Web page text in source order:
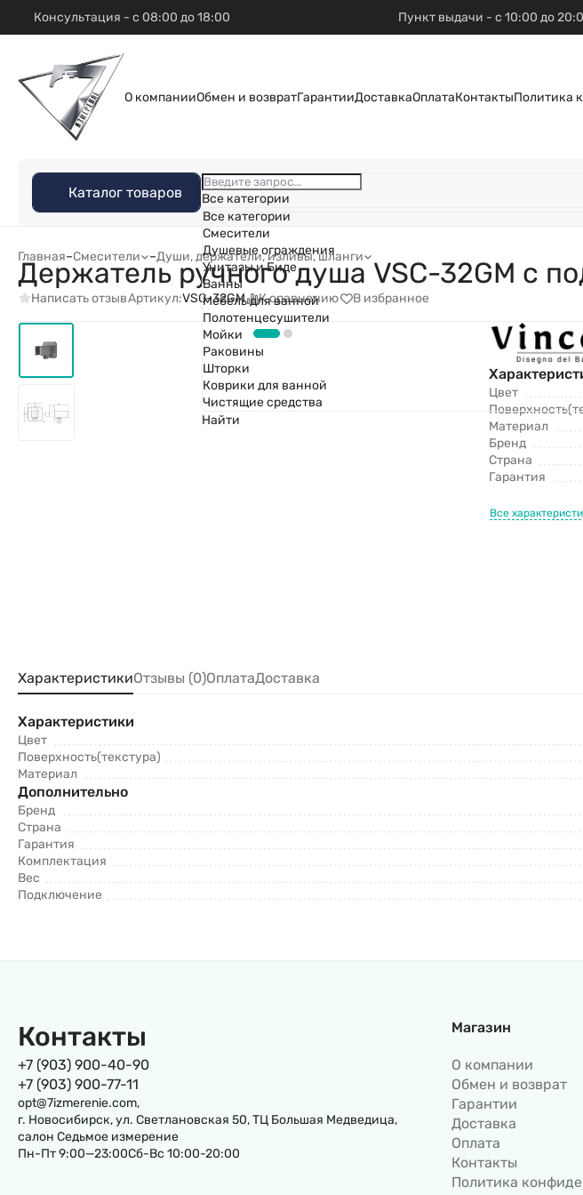
Консультация - с 08:00 до 18:00 Пункт выдачи - с 10:00 до
О компанииОбмен и возвратГарантииДоставкаОплатаКонтактыПолитика
Каталог товаров
Все категории
Все категории
Смесители
Душевые ограждения
Унитазы и Биде
Ванны
Мебель для ванной
Полотенцесушители
Мойки
Раковины
Шторки
Коврики для ванной
Чистящие средства
Найти
Главная–Смесители –Души, держатели, изливы, шланги
Держатель ручного душа VSC-32GM с
Написать отзывАртикул:VSC-32GM К сравнению В избранное
Цвет
Материал
Бренд
Страна
Гарантия
Все
ХарактеристикиОтзывы (0)ОплатаДоставка
Характеристики
Цвет
Поверхность(текстура)
Материал
Дополнительно
Бренд
Страна
Гарантия
Комплектация
Вес
Подключение
Контакты
+7 (903) 900-40-90
+7 (903) 900-77-11
opt@7izmerenie.com,
г. Новосибирск, ул. Светлановская 50, ТЦ Большая Медведица,
салон Седьмое измерение
Пн-Пт 9:00—23:00Сб-Вс 10:00-20:00
Магазин
О компании
Обмен и возврат
Гарантии
Доставка
Оплата
Контакты
Политика